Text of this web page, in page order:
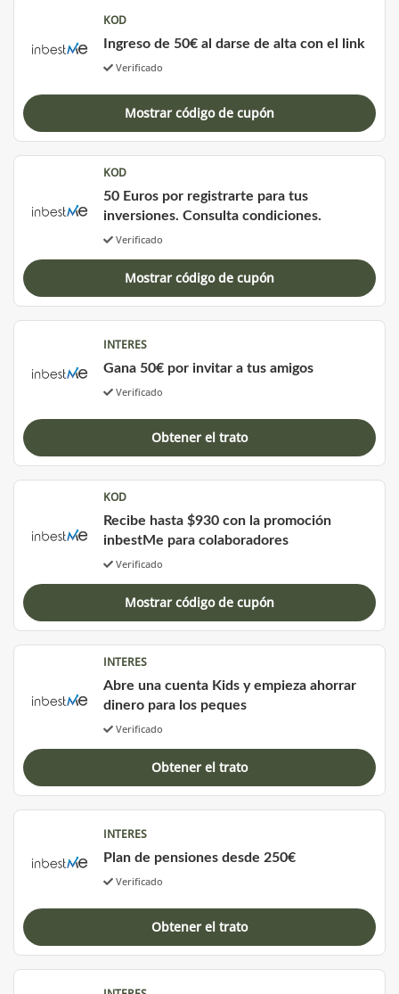
KOD
Ingreso de 50€ al darse de alta con el link
Verificado
Mostrar código de cupón
KOD
50 Euros por registrarte para tus
inversiones. Consulta condiciones.
Verificado
Mostrar código de cupón
INTERES
Gana 50€ por invitar a tus amigos
Verificado
Obtener el trato
KOD
Recibe hasta $930 con la promoción
inbestMe para colaboradores
Verificado
Mostrar código de cupón
INTERES
Abre una cuenta Kids y empieza ahorrar
dinero para los peques
Verificado
Obtener el trato
INTERES
Plan de pensiones desde 250€
Verificado
Obtener el trato